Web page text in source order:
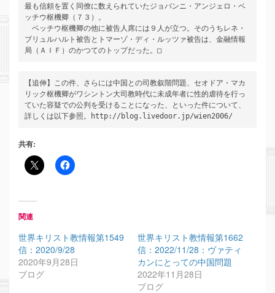
最も信頼を置く同僚に数えられていたジョバンニ・アンジェロ・ベ
ッチウ枢機卿（７３）。
ベッチウ枢機卿の他に被告人席には９人が立つ。そのうちレネ・
ブリュルハルト被告とトマーゾ・ディ・ルッツァ被告は、金融情報
局（ＡＩＦ）のかつてのトップだった。□
【追伸】この件、さらには中国との司教叙階問題、セオドア・マカ
リック枢機卿がワシントン大司教時代に未成年者に性的虐待を行っ
ていた容疑での公判を受けることになった、といった件について、
詳しくは以下参照。http://blog.livedoor.jp/wien2006/
共有:
関連
世界キリスト教情報第1549
信：2020/9/28
2020年9月28日
ブログ
世界キリスト教情報第1662
信：2022/11/28：ヴァティ
カンにとっての中国問題
2022年11月28日
ブログ